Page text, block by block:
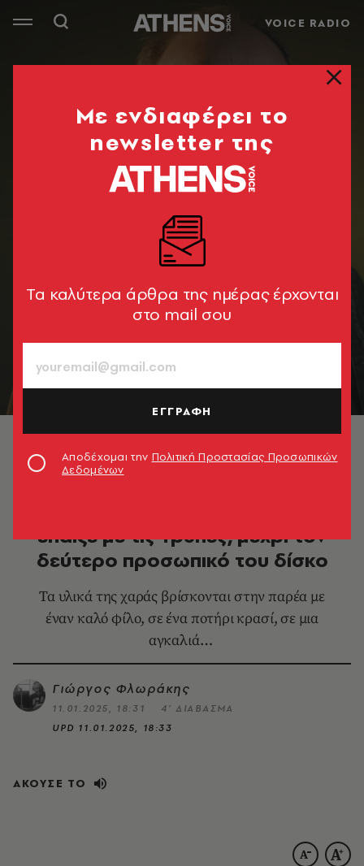
VOICE RADIO
Γιώργος Καρράς © Νίκος Κωστόπουλος
έπαιζε με τις Τρύπες, μέχρι τον
δεύτερο προσωπικό του δίσκο
Τα υλικά της χαράς βρίσκονται στην παρέα με
έναν καλό φίλο, σε ένα ποτήρι κρασί, σε μια
αγκαλιά…
Γιώργος Φλωράκης
11.01.2025, 18:31
4’ ΔΙΑΒΑΣΜΑ
UPD 11.01.2025, 18:33
ΑΚΟΥΣΕ ΤΟ
Mε ενδιαφέρει το
newsletter της
Tα καλύτερα άρθρα της ημέρας έρχονται
στο mail σου
ΕΓΓΡΑΦΗ
Αποδέχομαι την Πολιτική Προστασίας Προσωπικών
Δεδομένων